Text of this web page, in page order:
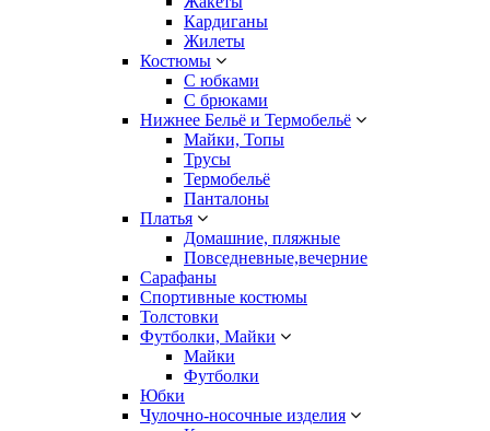
Кардиганы
Жилеты
Костюмы
С юбками
С брюками
Нижнее Бельё и Термобельё
Майки, Топы
Трусы
Термобельё
Панталоны
Платья
Домашние, пляжные
Повседневные,вечерние
Сарафаны
Спортивные костюмы
Толстовки
Футболки, Майки
Майки
Футболки
Юбки
Чулочно-носочные изделия